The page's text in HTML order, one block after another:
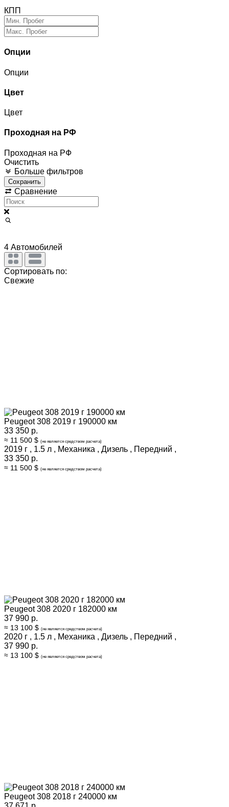
КПП
Опции
Опции
Цвет
Цвет
Проходная на РФ
Проходная на РФ
Очистить
Больше фильтров
Сохранить
Сравнение
4 Автомобилей
Сортировать по:
Свежие
Peugeot 308 2019 г 190000 км
33 350 р.
≈ 11 500 $ (не является средством расчета)
2019 г , 1.5 л , Механика , Дизель , Передний ,
33 350 р.
≈ 11 500 $ (не является средством расчета)
Peugeot 308 2020 г 182000 км
37 990 р.
≈ 13 100 $ (не является средством расчета)
2020 г , 1.5 л , Механика , Дизель , Передний ,
37 990 р.
≈ 13 100 $ (не является средством расчета)
Peugeot 308 2018 г 240000 км